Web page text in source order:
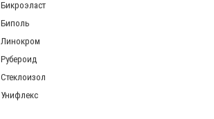
Бикроэласт
Биполь
Линокром
Рубероид
Стеклоизол
Унифлекс